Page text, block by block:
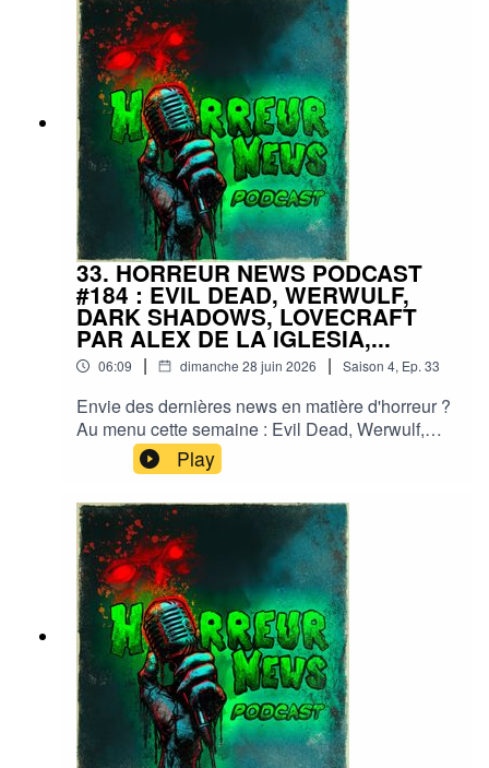
33. HORREUR NEWS PODCAST
#184 : EVIL DEAD, WERWULF,
DARK SHADOWS, LOVECRAFT
PAR ALEX DE LA IGLESIA,...
06:09 | dimanche 28 juin 2026 | Saison 4, Ep. 33
Envie des dernières news en matière d'horreur ?
Au menu cette semaine : Evil Dead, Werwulf,
Dark shadows, Lovecraft par Alex De La
Iglesia,... et plein d'autres actus !Sorties ciné,
séries, tv, streaming, vod, livres, jeux,
podcasts...Instagram :
horreurnewspodcastFacebook : Horreur
NewsYouTube : Horreur news podcastMe
soutenir via Tipeee : https://fr.tipeee.com/horreur-
news-podcast/Bonne écoute ;)#horreur #info
#fantastique #film #serie #jeuvideo #podcast
#streaming #horreurfrance #film #horreur
#PodcastAddict #PodcastHorreur
#CultureHorreur #HorreurFrancophone
#CinemaHorreur
Play